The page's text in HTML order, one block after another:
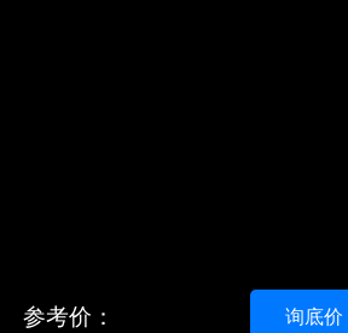
参考价： 询底价